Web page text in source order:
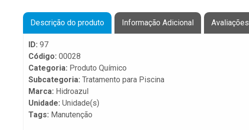
Descrição do produto Informação Adicional Avaliações
ID: 97
Código: 00028
Categoria: Produto Químico
Subcategoria: Tratamento para Piscina
Marca: Hidroazul
Unidade: Unidade(s)
Tags: Manutenção